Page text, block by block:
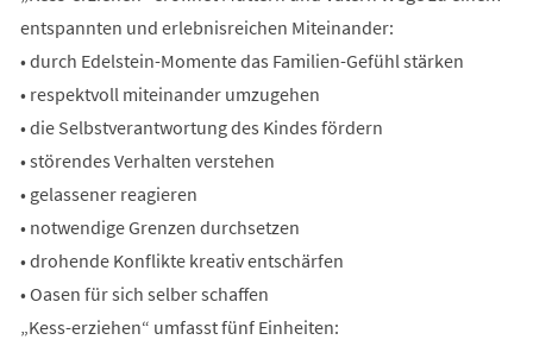
entspannten und erlebnisreichen Miteinander:
• durch Edelstein-Momente das Familien-Gefühl stärken
• respektvoll miteinander umzugehen
• die Selbstverantwortung des Kindes fördern
• störendes Verhalten verstehen
• gelassener reagieren
• notwendige Grenzen durchsetzen
• drohende Konflikte kreativ entschärfen
• Oasen für sich selber schaffen
„Kess-erziehen“ umfasst fünf Einheiten: